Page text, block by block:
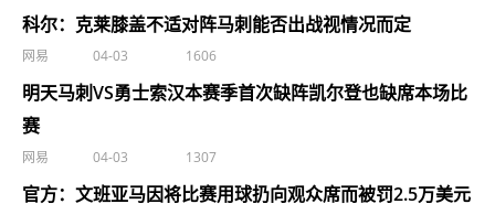
科尔：克莱膝盖不适对阵马刺能否出战视情况而定
网易 04-03 1606
明天马刺VS勇士索汉本赛季首次缺阵凯尔登也缺席本场比
赛
网易 04-03 1307
官方：文班亚马因将比赛用球扔向观众席而被罚2.5万美元